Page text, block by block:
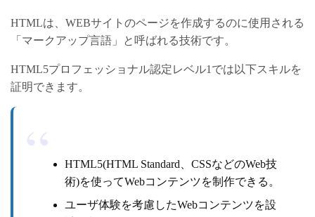
HTMLは、WEBサイトのページを作成するのに使用される
「マークアップ言語」と呼ばれる技術です。
HTML5プロフェッショナル認定レベル1では以下スキルを
証明できます。
HTML5(HTML Standard、CSSなどのWeb技
術)を使ってWebコンテンツを制作できる。
ユーザ体験を考慮したWebコンテンツを設